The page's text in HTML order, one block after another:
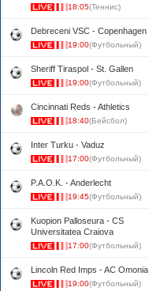
18:05(Теннис)
Debreceni VSC - Copenhagen
19:00(Футбольный)
Sheriff Tiraspol - St. Gallen
19:00(Футбольный)
Cincinnati Reds - Athletics
18:40(Бейсбол)
Inter Turku - Vaduz
17:00(Футбольный)
P.A.O.K. - Anderlecht
19:45(Футбольный)
Kuopion Palloseura - CS
Universitatea Craiova
17:00(Футбольный)
Lincoln Red Imps - AC Omonia
19:00(Футбольный)